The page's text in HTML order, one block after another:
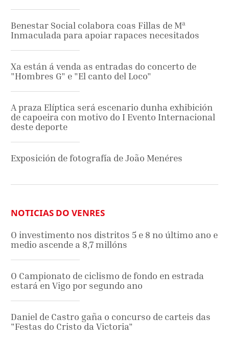
Benestar Social colabora coas Fillas de Mª
Inmaculada para apoiar rapaces necesitados
Xa están á venda as entradas do concerto de
"Hombres G" e "El canto del Loco"
A praza Elíptica será escenario dunha exhibición
de capoeira con motivo do I Evento Internacional
deste deporte
Exposición de fotografía de João Menéres
NOTICIAS DO VENRES
O investimento nos distritos 5 e 8 no último ano e
medio ascende a 8,7 millóns
O Campionato de ciclismo de fondo en estrada
estará en Vigo por segundo ano
Daniel de Castro gaña o concurso de carteis das
"Festas do Cristo da Victoria"